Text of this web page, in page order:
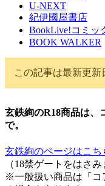
U-NEXT
紀伊國屋書店
BookLive!コミッ
BOOK WALKER
この記事は最新更新
玄鉄絢のR18商品は、
で。
玄鉄絢のページはこち
（18禁ゲートをはさみ
※一般扱い商品は「コ